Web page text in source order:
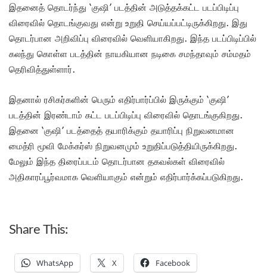
இதனைத் தொடர்ந்து ‘குஷி’ படத்தின் அடுத்தக்கட்ட படப்பிடிப்பு
விரைவில் தொடங்குவது என்று உறுதி செய்யப்பட்டிருக்கிறது. இது
தொடர்பான அறிவிப்பு விரைவில் வெளியாகிறது. இந்த படப்பிடிப்பில்
கலந்து கொள்ள படத்தின் நாயகியான நடிகை சமந்தாவும் சம்மதம்
தெரிவித்துள்ளார்.
இதனால் ரசிகர்களின் பெரும் எதிர்பார்ப்பில் இருக்கும் ‘குஷி’
படத்தின் இரண்டாம் கட்ட படப்பிடிப்பு விரைவில் தொடங்குகிறது.
இதனை ‘குஷி’ படத்தைத் தயாரிக்கும் தயாரிப்பு நிறுவனமான
மைத்ரி மூவி மேக்கர்ஸ் நிறுவனமும் உறுதிப்படுத்தியிருக்கிறது.
மேலும் இந்த திரைப்படம் தொடர்பான தகவல்கள் விரைவில்
அதிகாரப்பூர்வமாக வெளியாகும் என்றும் எதிர்பார்க்கப்படுகிறது.
Share This:
WhatsApp X Facebook